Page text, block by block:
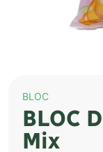
BLOC
BLOC
Mix